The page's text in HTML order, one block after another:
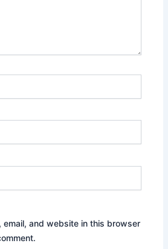
email, and website in this browser